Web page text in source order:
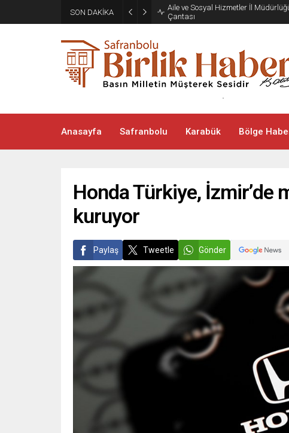
SON DAKİKA
Aile ve Sosyal Hizmetler İl
Çantası
Anasayfa Safranbolu Karabük Bölge
Honda Türkiye, İzmir’de
kuruyor
Paylaş Tweetle Gönder